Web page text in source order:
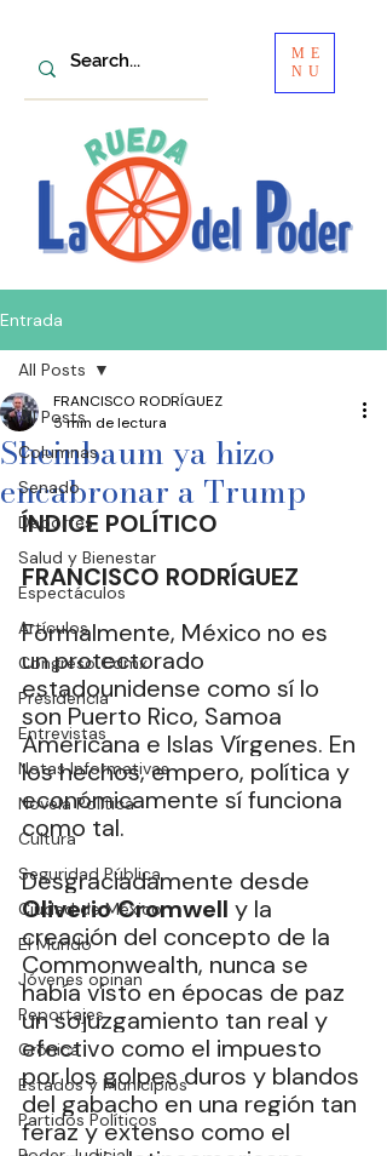
ME
NU
Entrada
All Posts
Columnas
Senado
Deportes
Salud y Bienestar
Espectáculos
Artículos
Congreso Cdmx
Presidencia
Entrevistas
Notas Informativas
Novela Política
Cultura
Seguridad Pública
Ciudad de México
El Mundo
Jóvenes opinan
Reportajes
Crónica
Estados y Municipios
Partidos Políticos
All Posts
Sheinbaum ya hizo
encabronar a Trump
FRANCISCO RODRÍGUEZ
5 min de lectura
ÍNDICE POLÍTICO
FRANCISCO RODRÍGUEZ
Formalmente, México no es
un protectorado
estadounidense como sí lo
son Puerto Rico, Samoa
Americana e Islas Vírgenes. En
los hechos, empero, política y
económicamente sí funciona
como tal.
Desgraciadamente desde
Oliverio Cromwell y la
creación del concepto de la
Commonwealth, nunca se
había visto en épocas de paz
un sojuzgamiento tan real y
efectivo como el impuesto
por los golpes duros y blandos
del gabacho en una región tan
feraz y extenso como el